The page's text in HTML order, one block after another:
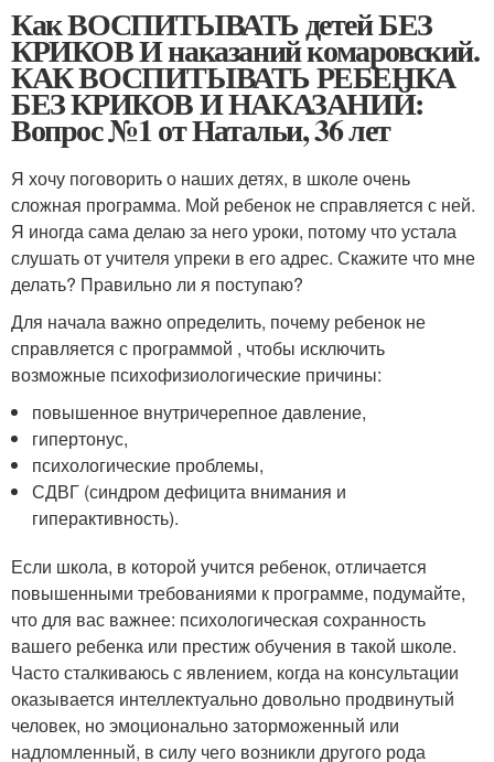
Как ВОСПИТЫВАТЬ детей БЕЗ
КРИКОВ И наказаний комаровский.
КАК ВОСПИТЫВАТЬ РЕБЕНКА
БЕЗ КРИКОВ И НАКАЗАНИЙ:
Вопрос №1 от Натальи, 36 лет
Я хочу поговорить о наших детях, в школе очень
сложная программа. Мой ребенок не справляется с ней.
Я иногда сама делаю за него уроки, потому что устала
слушать от учителя упреки в его адрес. Скажите что мне
делать? Правильно ли я поступаю?
Для начала важно определить, почему ребенок не
справляется с программой , чтобы исключить
возможные психофизиологические причины:
повышенное внутричерепное давление,
гипертонус,
психологические проблемы,
СДВГ (синдром дефицита внимания и
гиперактивность).
Если школа, в которой учится ребенок, отличается
повышенными требованиями к программе, подумайте,
что для вас важнее: психологическая сохранность
вашего ребенка или престиж обучения в такой школе.
Часто сталкиваюсь с явлением, когда на консультации
оказывается интеллектуально довольно продвинутый
человек, но эмоционально заторможенный или
надломленный, в силу чего возникли другого рода